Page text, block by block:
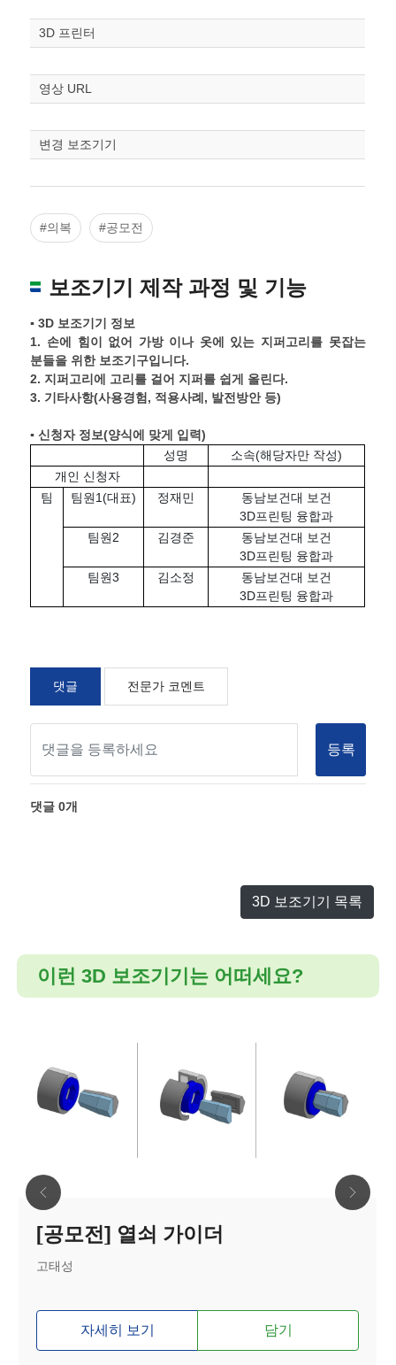
높이
폭
스케일
STL다운로드
3D 프린터
영상 URL
변경 보조기기
#의복 #공모전
보조기기 제작 과정 및 기능
▪ 3D 보조기기 정보
1. 손에 힘이 없어 가방 이나 옷에 있는 지퍼고리를 못잡는
분들을 위한 보조기구입니다.
2. 지퍼고리에 고리를 걸어 지퍼를 쉽게 올린다.
3. 기타사항(사용경험, 적용사례 , 발전방안 등)
▪ 신청자 정보(양식에 맞게 입력)
성명
소속(해당자만 작성)
개인 신청자
팀
팀원1(대표) 정재민
동남보건대 보건
3D프린팅 융합과
팀원2
김경준
동남보건대 보건
3D프린팅 융합과
팀원3
김소정
동남보건대 보건
3D프린팅 융합과
댓글 전문가 코멘트
등록
댓글0개
3D 보조기기 목록
이런 3D 보조기기는 어떠세요?
[공모전] 열쇠 가이더
고태성
자세히 보기 담기